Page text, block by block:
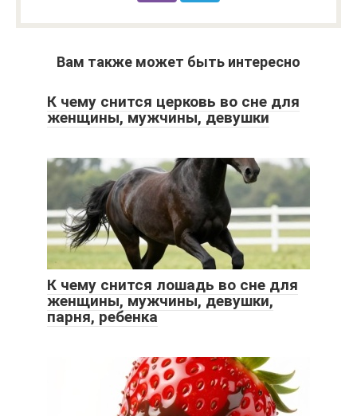
Вам также может быть интересно
К чему снится церковь во сне для
женщины, мужчины, девушки
К чему снится лошадь во сне для
женщины, мужчины, девушки,
парня, ребенка